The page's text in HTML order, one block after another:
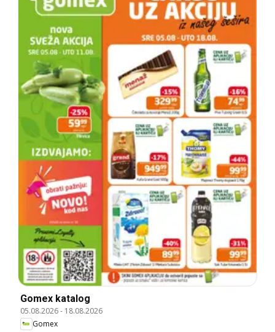
Gomex katalog
05.08.2026- 18.08.2026
Gomex